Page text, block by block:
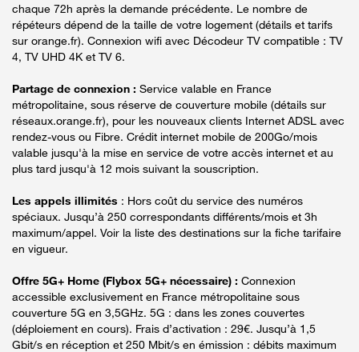
chaque 72h après la demande précédente. Le nombre de
répéteurs dépend de la taille de votre logement (détails et tarifs
sur orange.fr). Connexion wifi avec Décodeur TV compatible : TV
4, TV UHD 4K et TV 6.
Partage de connexion : Service valable en France
métropolitaine, sous réserve de couverture mobile (détails sur
réseaux.orange.fr), pour les nouveaux clients Internet ADSL avec
rendez-vous ou Fibre. Crédit internet mobile de 200Go/mois
valable jusqu'à la mise en service de votre accès internet et au
plus tard jusqu'à 12 mois suivant la souscription.
Les appels illimités : Hors coût du service des numéros
spéciaux. Jusqu’à 250 correspondants différents/mois et 3h
maximum/appel. Voir la liste des destinations sur la fiche tarifaire
en vigueur.
Offre 5G+ Home (Flybox 5G+ nécessaire) : Connexion
accessible exclusivement en France métropolitaine sous
couverture 5G en 3,5GHz. 5G : dans les zones couvertes
(déploiement en cours). Frais d’activation : 29€. Jusqu’à 1,5
Gbit/s en réception et 250 Mbit/s en émission : débits maximum